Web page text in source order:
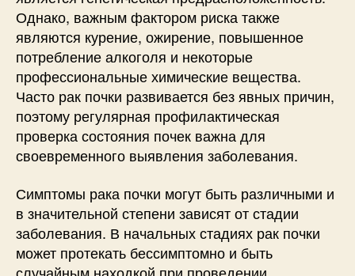
Однако, важным фактором риска также
являются курение, ожирение, повышенное
потребление алкоголя и некоторые
профессиональные химические вещества.
Часто рак почки развивается без явных причин,
поэтому регулярная профилактическая
проверка состояния почек важна для
своевременного выявления заболевания.
Симптомы рака почки могут быть различными и
в значительной степени зависят от стадии
заболевания. В начальных стадиях рак почки
может протекать бессимптомно и быть
случайным находкой при проведении